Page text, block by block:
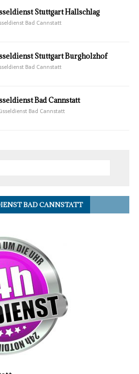
Stuttgart Hallschlag
Bad Cannstatt
Stuttgart Burgholzhof
Bad Cannstatt
Bad Cannstatt
Bad Cannstatt
BAD CANNSTATT